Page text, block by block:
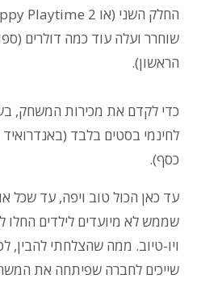
שוחרר ועלה עוד כמה דולרים
הראשון).
כדי לקדם את מכירות המשחק,
כסף).
עד כאן הכול טוב ויפה, עד שכל
שממש לא מיועדים לילדים החלו
ויו-טיוב. ממה שהצלחתי להבין,